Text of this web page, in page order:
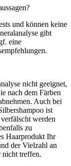
und können keine
gibt
eine
nicht geeignet,
nach dem Färben
Auch bei
ist
werden
zu
Haarprodukt Ihr
der Vielzahl an
nicht treffen.